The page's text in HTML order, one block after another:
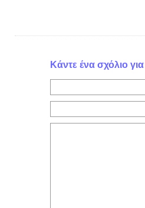
Κάντε ένα σχόλιο